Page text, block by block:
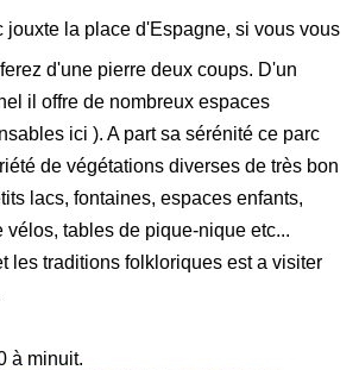
jouxte la place d'Espagne, si vous vous
d'une pierre deux coups. D'un
il offre de nombreux espaces
ici ). A part sa sérénité ce parc
de végétations diverses de très bon
lacs, fontaines, espaces enfants,
vélos, tables de pique-nique etc...
les traditions folkloriques est a visiter
à minuit.